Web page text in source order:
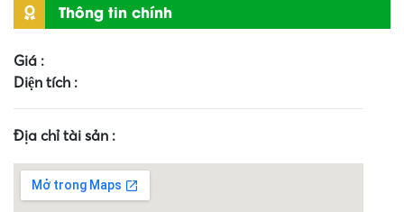
Thông tin chính
Giá :
Diện tích :
Địa chỉ tài sản :